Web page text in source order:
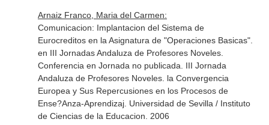
Arnaiz Franco, Maria del Carmen:
Comunicacion: Implantacion del Sistema de
Eurocreditos en la Asignatura de "Operaciones Basicas".
en III Jornadas Andaluza de Profesores Noveles.
Conferencia en Jornada no publicada. III Jornada
Andaluza de Profesores Noveles. la Convergencia
Europea y Sus Repercusiones en los Procesos de
Ense?Anza-Aprendizaj. Universidad de Sevilla / Instituto
de Ciencias de la Educacion. 2006